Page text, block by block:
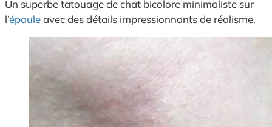
Un superbe tatouage de chat bicolore minimaliste sur
l’épauleavec des détails impressionnants de réalisme.